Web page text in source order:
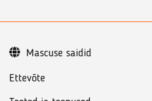
Ettevõte
Mascuse saidid